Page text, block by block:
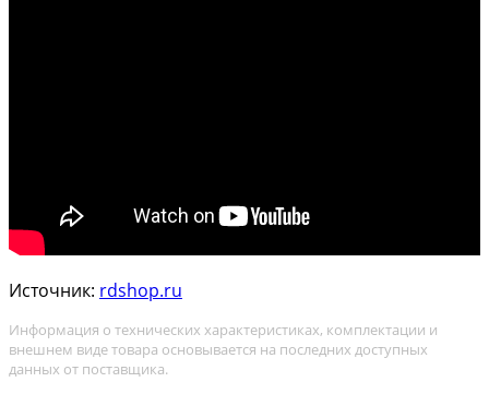
Источник: rdshop.ru
Информация о технических характеристиках, комплектации и
внешнем виде товара основывается на последних доступных
данных от поставщика.